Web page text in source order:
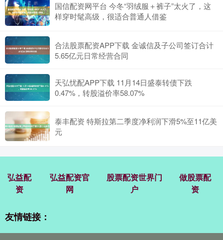
国信配资网平台 今冬“羽绒服＋裤子”太火了，这
样穿时髦高级，很适合普通人借鉴
合法股票配资APP下载 金诚信及子公司签订合计
5.65亿元日常经营合同
天弘忧配APP下载 11月14日盛泰转债下跌
0.47%，转股溢价率58.07%
泰丰配资 特斯拉第二季度净利润下滑5%至11亿美
元
弘益配
资
弘益配资官
网
股票配资世界门
户
做股票配
资
友情链接：